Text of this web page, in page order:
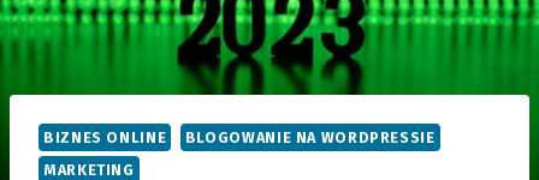
BIZNES ONLINE
BLOGOWANIE NA WORDPRESSIE
MARKETING